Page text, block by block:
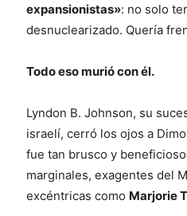
expansionistas»: no solo
desnuclearizado. Quería
Todo eso murió con él.
Lyndon B. Johnson, su
israelí, cerró los ojos a
fue tan brusco y
marginales, exagentes del
excéntricas como Marjorie